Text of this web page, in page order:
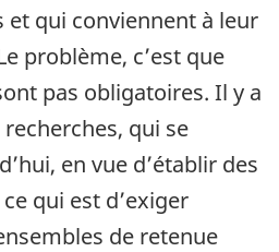
et qui conviennent à leur
problème, c’est que
pas obligatoires. Il y a
qui se
en vue d’établir des
qui est d’exiger
de retenue